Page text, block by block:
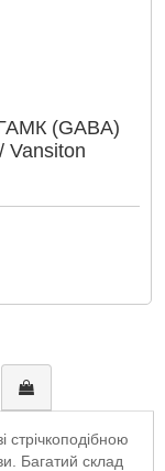
(GABA)
Vansiton
стрічкоподібною
Багатий склад